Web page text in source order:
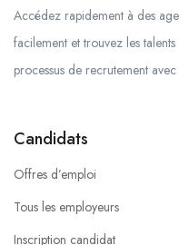
Accédez rapidement à des
facilement et trouvez les
processus de recrutement
Candidats
Offres d’emploi
Tous les employeurs
Inscription candidat